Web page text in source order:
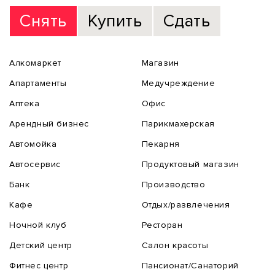
Снять
Купить Сдать
Алкомаркет
Апартаменты
Аптека
Арендный бизнес
Автомойка
Автосервис
Банк
Кафе
Ночной клуб
Детский центр
Фитнес центр
Магазин
Медучреждение
Офис
Парикмахерская
Пекарня
Продуктовый магазин
Производство
Отдых/развлечения
Ресторан
Салон красоты
Пансионат/Санаторий